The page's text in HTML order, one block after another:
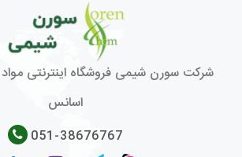
شرکت سورن شیمی فروشگاه اینترنتی مواد
اسانس
051-38676767